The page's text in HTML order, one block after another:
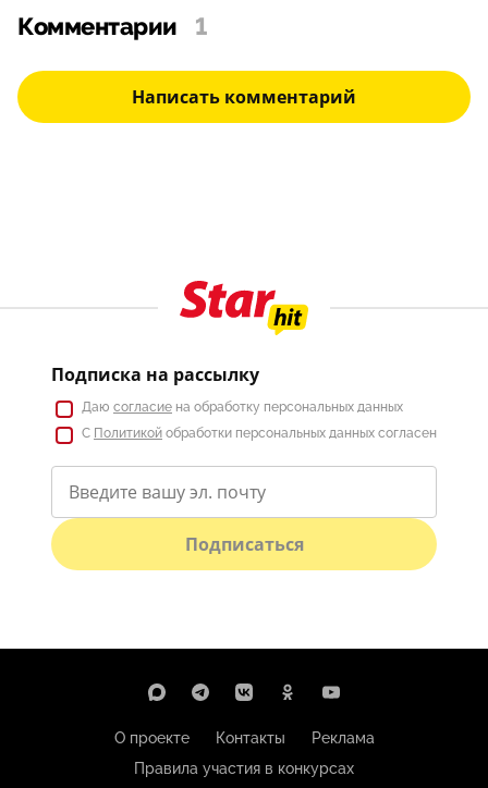
Комментарии 1
Написать комментарий
Подписка на рассылку
Даю согласие на обработку персональных данных
С Политикой обработки персональных данных согласен
Подписаться
О проекте Контакты
Реклама
Правила участия в конкурсах